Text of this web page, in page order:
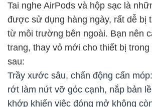
Tai nghe AirPods và hộp sạc là
được sử dụng hàng ngày, rất dễ bị
từ môi trường bên ngoài. Bạn nên
trang, thay vỏ mới cho thiết bị
sau:
Trầy xước sâu, chấn động cấn
rớt làm nứt vỡ góc cạnh, nắp bản
khớp khiến việc đóng mở không